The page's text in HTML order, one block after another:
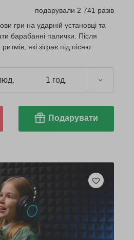
подарували 2 741 разів
гри на ударній установці та
барабанні палички. Після
які зіграє під пісню.
1 год.
Подарувати